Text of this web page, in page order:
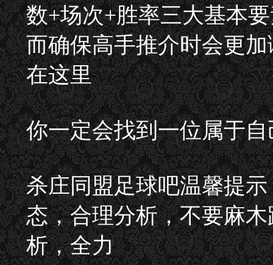
数+场次+胜率三大基本
而确保高手推介时会更
在这里
你一定会找到一位属于
杀庄同盟足球吧温馨提
态，合理分析，不要麻
析，全力